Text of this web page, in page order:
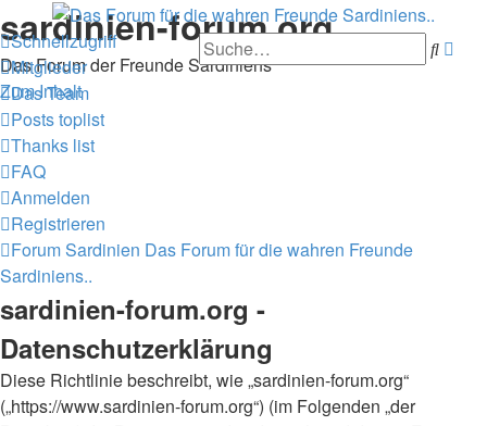
Suche
sardinien-forum.org
Das Forum der Freunde Sardiniens
Zum Inhalt
Schnellzugriff
Mitglieder
Das Team
Posts toplist
Thanks list
FAQ
Anmelden
Registrieren
Forum Sardinien Das Forum für die wahren Freunde
Sardiniens..
sardinien-forum.org -
Datenschutzerklärung
Diese Richtlinie beschreibt, wie „sardinien-forum.org“
(„https://www.sardinien-forum.org“) (im Folgenden „der